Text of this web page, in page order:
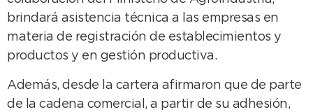
brindará asistencia técnica a las empresas en
materia de registración de establecimientos y
productos y en gestión productiva.
Además, desde la cartera afirmaron que de parte
de la cadena comercial, a partir de su adhesión,